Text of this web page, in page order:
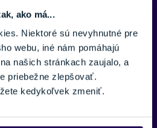
ako má...
Niektoré sú nevyhnutné pre
webu, iné nám pomáhajú
našich stránkach zaujalo, a
priebežne zlepšovať.
kedykoľvek zmeniť.
viac informácii? Sme tu